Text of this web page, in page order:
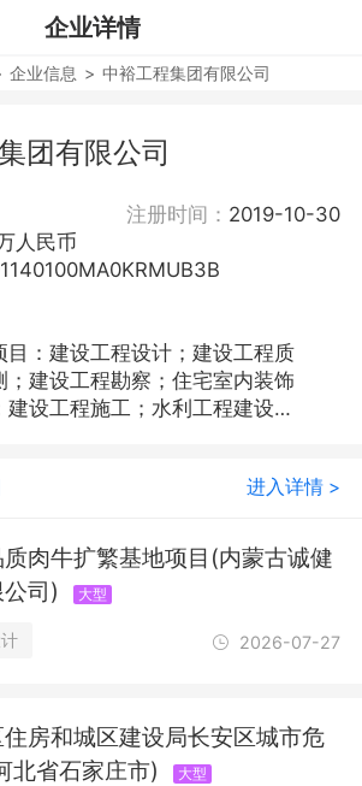
企业详情
企业信息 > 中裕工程集团有限公司
团有限公司
注册时间： 2019-10-30
人民币
目：建设工程设计；建设工程质
；建设工程勘察；住宅室内装饰
建设工程施工；水利工程建设监
属与非金属矿产资源地质勘探；
化系统设计；文物保护工程设
防工程设计；地质灾害治理工程
特种设备设计；文物保护工程勘
质灾害治理工程勘查；文物保护
工；地质灾害治理工程施工；特
估。（依法须经批准的项目，经
门批准后方可开展经营活动，具
进入详情 >
肉牛扩繁基地项目(内蒙古诚健
司)
大型
2026-07-27
房和城区建设局长安区城市危
北省石家庄市)
大型